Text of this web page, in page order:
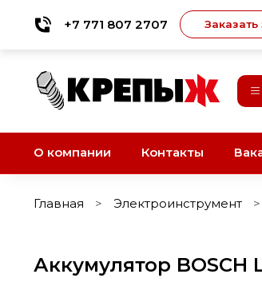
+7 771 807 2707 Заказать
О компании Контакты
Главная Электроинструмент
Аккумулятор BOSCH